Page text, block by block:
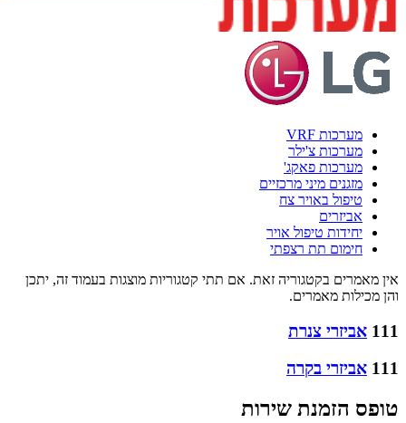
מערכות VRF
מערכות צ'ילר
מערכות פאקג'
מזגנים מיני מרכזיים
טיפול באויר צח
אביזרים
יחידות טיפול אויר
חימום תת רצפתי
אין מאמרים בקטגוריה זאת. אם תתי קטגוריות מוצגות בעמוד זה, יתכן
והן מכילות מאמרים.
111 אביזרי צנרת
111 אביזרי בקרה
טופס הזמנת שירות